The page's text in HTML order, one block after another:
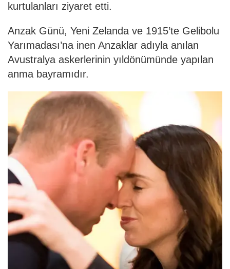
kurtulanları ziyaret etti.
Anzak Günü, Yeni Zelanda ve 1915’te Gelibolu
Yarımadası’na inen Anzaklar adıyla anılan
Avustralya askerlerinin yıldönümünde yapılan
anma bayramıdır.